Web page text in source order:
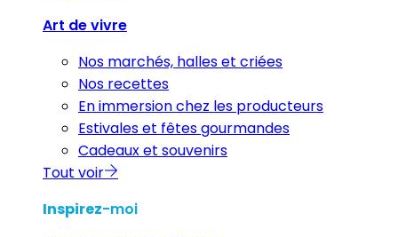
Art de vivre
Nos marchés, halles et criées
Nos recettes
En immersion chez les producteurs
Estivales et fêtes gourmandes
Cadeaux et souvenirs
Tout voir
Inspirez-moi